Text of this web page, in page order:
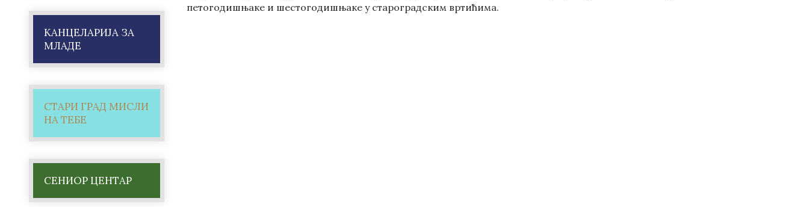
КАНЦЕЛАРИЈА ЗА
МЛАДЕ
СТАРИ ГРАД МИСЛИ
НА ТЕБЕ
СЕНИОР ЦЕНТАР
петогодишњаке и шестогодишњаке у староградским вртићима.